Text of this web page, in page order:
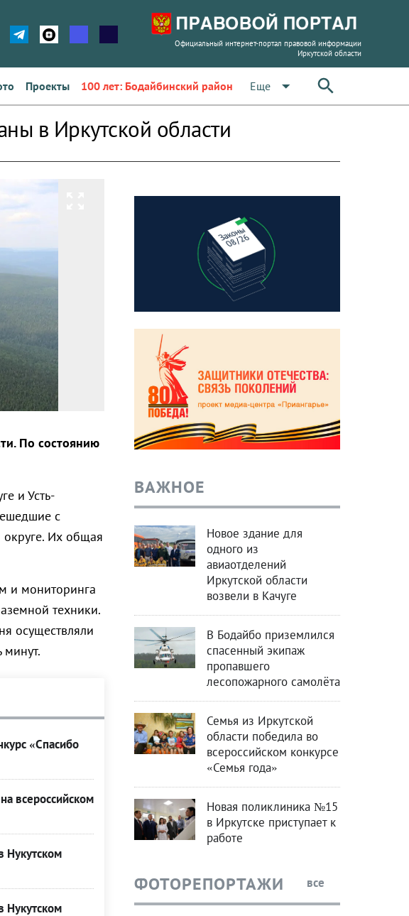
Официальный интернет-портал правовой информации
Иркутской области
Проекты 100 лет: Бодайбинский район Еще arrow_drop_down
в Иркутской области
По состоянию
и Усть-
с
Их общая
и мониторинга
техники.
осуществляли
минут.
«Спасибо
всероссийском
Нукутском
Нукутском
ВАЖНОЕ
Новое здание для
одного из
авиаотделений
Иркутской области
возвели в Качуге
В Бодайбо приземлился
спасенный экипаж
пропавшего
лесопожарного самолёта
Семья из Иркутской
области победила во
всероссийском конкурсе
«Семья года»
Новая поликлиника №15
в Иркутске приступает к
работе
ФОТОРЕПОРТАЖИ все